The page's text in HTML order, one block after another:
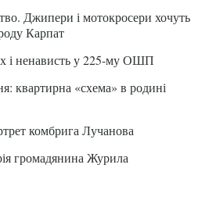
Джипери і мотокросери хочуть
Карпат
і ненависть у 225-му ОШП
квартирна «схема» в родині
комбрига Лучанова
громадянина Журила